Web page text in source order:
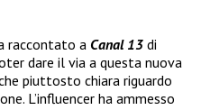
raccontato a Canal 13 di
dare il via a questa nuova
piuttosto chiara riguardo
L’influencer ha ammesso